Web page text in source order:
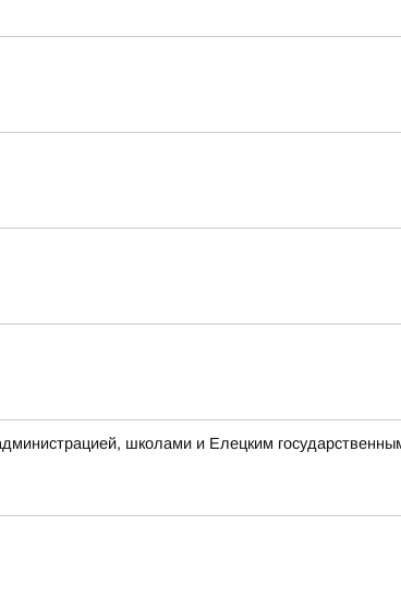
школами и Елецким